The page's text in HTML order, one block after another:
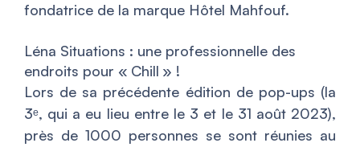
fondatrice de la marque Hôtel Mahfouf.
Léna Situations : une professionnelle des
endroits pour « Chill » !
Lors de sa précédente édition de pop-ups (la
3ᵉ, qui a eu lieu entre le 3 et le 31 août 2023),
près de 1000 personnes se sont réunies au